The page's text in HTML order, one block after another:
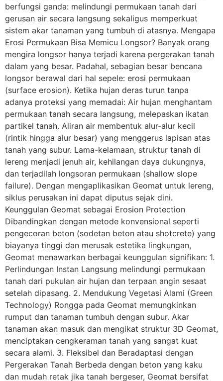
berfungsi ganda: melindungi permukaan tanah dari
gerusan air secara langsung sekaligus memperkuat
sistem akar tanaman yang tumbuh di atasnya. Mengapa
Erosi Permukaan Bisa Memicu Longsor? Banyak orang
mengira longsor hanya terjadi karena pergerakan tanah
dalam yang besar. Padahal, sebagian besar bencana
longsor berawal dari hal sepele: erosi permukaan
(surface erosion). Ketika hujan deras turun tanpa
adanya proteksi yang memadai: Air hujan menghantam
permukaan tanah secara langsung, melepaskan ikatan
partikel tanah. Aliran air membentuk alur-alur kecil
(rintik hingga alur besar) yang menggerus lapisan atas
tanah yang subur. Lama-kelamaan, struktur tanah di
lereng menjadi jenuh air, kehilangan daya dukungnya,
dan terjadilah longsoran permukaan (shallow slope
failure). Dengan mengaplikasikan Geomat untuk lereng,
siklus perusakan ini dapat diputus sejak dini.
Keunggulan Geomat sebagai Erosion Protection
Dibandingkan dengan metode konvensional seperti
pengecoran beton (sodetan beton atau shotcrete) yang
biayanya tinggi dan merusak estetika lingkungan,
Geomat menawarkan berbagai keunggulan signifikan: 1.
Perlindungan Instan Langsung melindungi permukaan
tanah dari pukulan air hujan dan terpaan angin sesaat
setelah dipasang. 2. Mendukung Vegetasi Alami (Green
Technology) Rongga pada Geomat memungkinkan
rumput dan tanaman tumbuh dengan subur. Akar
tanaman akan masuk dan mengikat struktur 3D Geomat,
menciptakan cengkeraman tanah yang sangat kuat
secara alami. 3. Fleksibel dan Beradaptasi dengan
Pergerakan Tanah Berbeda dengan beton yang kaku
dan mudah retak jika tanah bergeser, Geomat bersifat